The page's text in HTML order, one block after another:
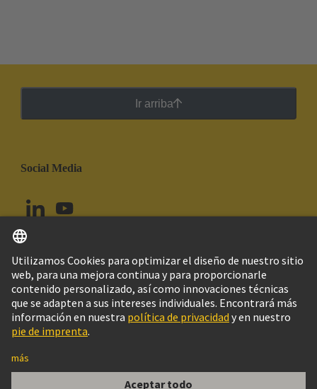
Ir arriba
Social Media
Chile Español
© Grupo Tecnológico HARTING
Imprint
Aviso Legal WebInformación al cliente